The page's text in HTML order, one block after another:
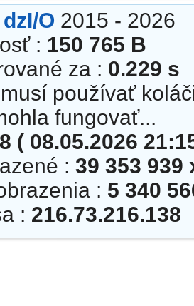
dzI/O 2015 - 2026
: 150 765 B
za : 0.229 s
používať
fungovať...
( 08.05.2026
: 39 353 939
: 5 340
: 216.73.216.138